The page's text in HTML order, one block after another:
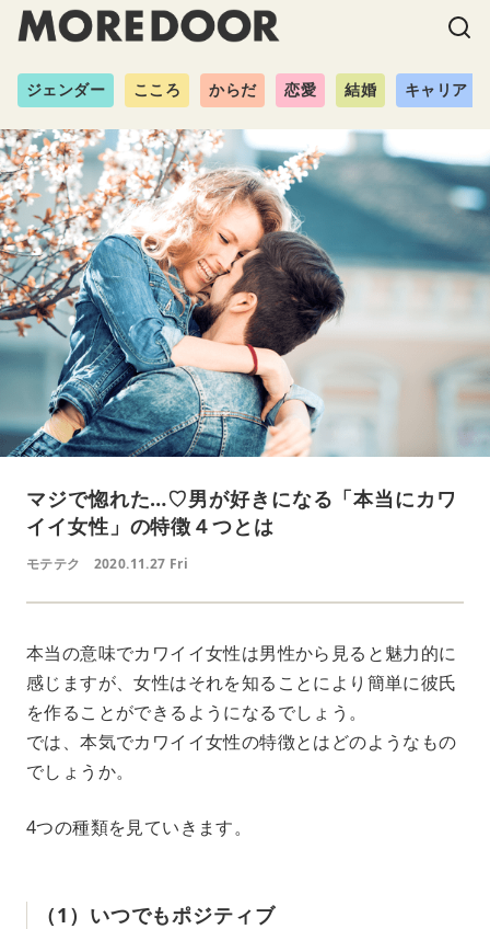
ジェンダー こころ からだ 恋愛 結婚 キャリア
マジで惚れた…♡男が好きになる「本当にカワ
イイ女性」の特徴４つとは
モテテク 2020.11.27 Fri
本当の意味でカワイイ女性は男性から見ると魅力的に
感じますが、女性はそれを知ることにより簡単に彼氏
を作ることができるようになるでしょう。
では、本気でカワイイ女性の特徴とはどのようなもの
でしょうか。
4つの種類を見ていきます。
（1）いつでもポジティブ